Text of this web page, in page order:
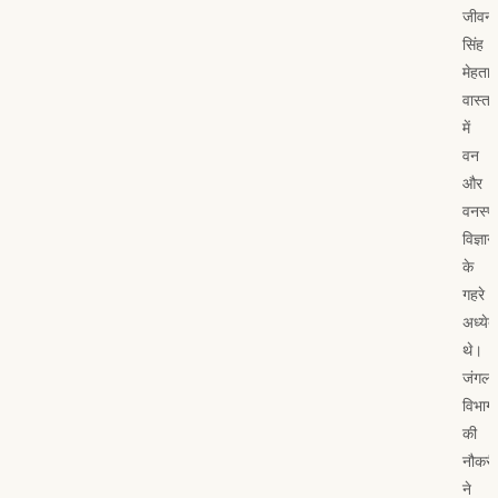
जीवन
सिंह
मेहता
वास्तव
में
वन
और
विज्ञान
के
गहरे
थे।
विभाग
की
नौकरी
ने